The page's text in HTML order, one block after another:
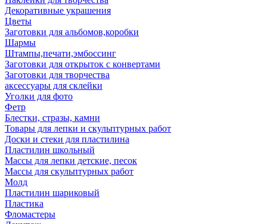
Декоративные украшения
Цветы
Заготовки для альбомов,коробки
Шармы
Штампы,печати,эмбоссинг
Заготовки для открыток с конвертами
Заготовки для творчества
аксессуары для склейки
Уголки для фото
Фетр
Блестки, стразы, камни
Товары для лепки и скульптурных работ
Доски и стеки для пластилина
Пластилин школьный
Массы для лепки детские, песок
Массы для скульптурных работ
Молд
Пластилин шариковый
Пластика
Фломастеры